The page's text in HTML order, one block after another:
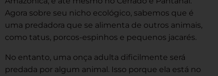
Agora sobre seu nicho ecológico, sabemos que é
uma predadora que se alimenta de outros animais,
como tatus, porcos-espinhos e pequenos jacarés.
No entanto, uma onça adulta dificilmente será
predada por algum animal. Isso porque ela está no